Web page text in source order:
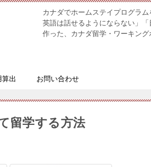
カナダでホームステイプログラ
英語は話せるようにならない」
作った、カナダ留学・ワーキン
算出 お問い合わせ
留学する方法